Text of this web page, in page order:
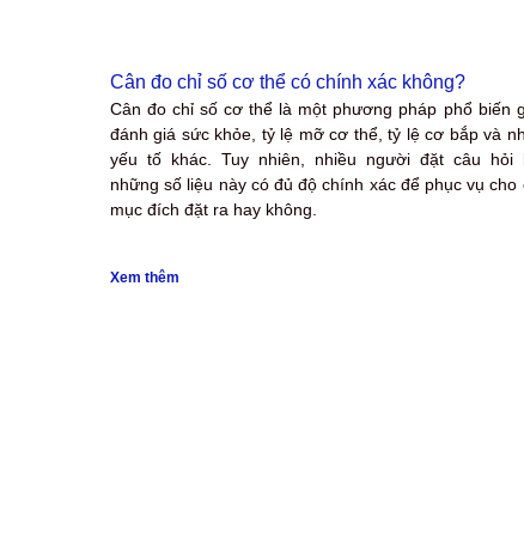
Cân đo chỉ số cơ thể có chính xác không?
Cân đo chỉ số cơ thể là một phương pháp phổ biến
đánh giá sức khỏe, tỷ lệ mỡ cơ thể, tỷ lệ cơ bắp và
yếu tố khác. Tuy nhiên, nhiều người đặt câu hỏi
những số liệu này có đủ độ chính xác để phục vụ cho
mục đích đặt ra hay không.
Xem thêm